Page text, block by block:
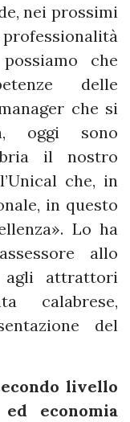
nei prossimi
che
delle
che si
oggi sono
il nostro
che, in
in questo
Lo ha
allo
agli attrattori
calabrese,
del
livello
economia